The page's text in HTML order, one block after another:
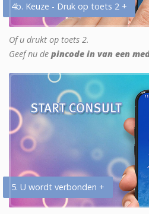
4b. Keuze - Druk op toets 2 +
Of u drukt op toets 2.
Geef nu de pincode in van een
5. U wordt verbonden +